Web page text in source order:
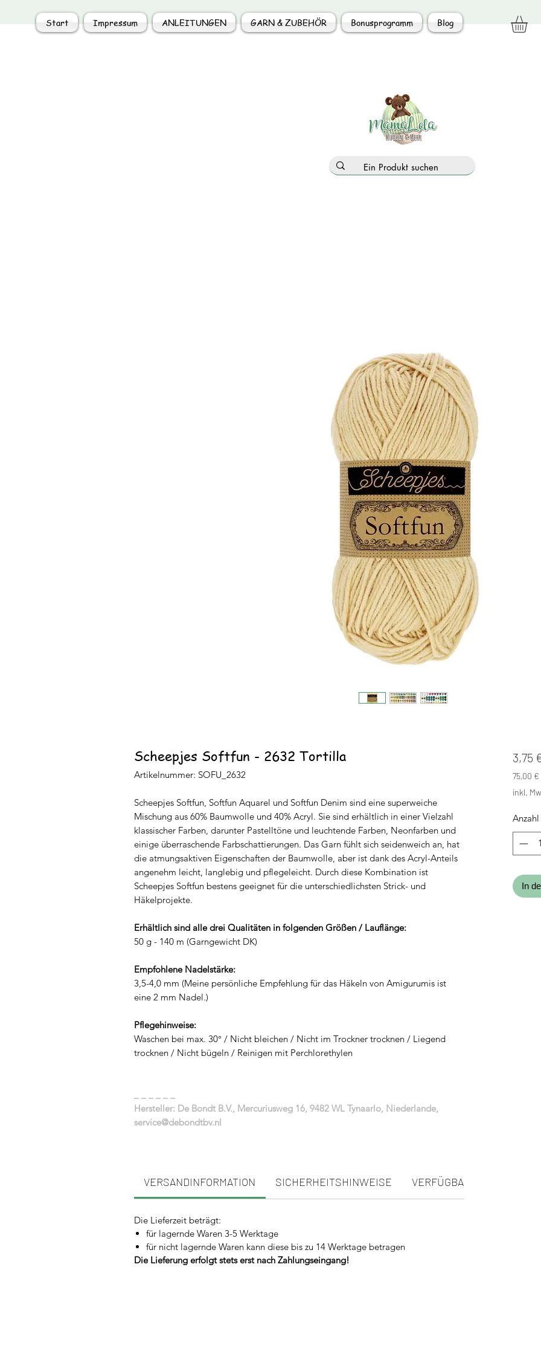
Start Impressum ANLEITUNGEN GARN & ZUBEHÖR Bonusprogramm Blog
Scheepjes Softfun - 2632 Tortilla
Artikelnummer: SOFU_2632
Scheepjes Softfun, Softfun Aquarel und Softfun Denim sind eine superweiche
Mischung aus 60% Baumwolle und 40% Acryl. Sie sind erhältlich in einer Vielzahl
klassischer Farben, darunter Pastelltöne und leuchtende Farben, Neonfarben und
einige überraschende Farbschattierungen. Das Garn fühlt sich seidenweich an, hat
die atmungsaktiven Eigenschaften der Baumwolle, aber ist dank des Acryl-Anteils
angenehm leicht, langlebig und pflegeleicht. Durch diese Kombination ist
Scheepjes Softfun bestens geeignet für die unterschiedlichsten Strick- und
Häkelprojekte.
Erhältlich sind alle drei Qualitäten in folgenden Größen / Lauflänge:
50 g - 140 m (Garngewicht DK)
Empfohlene Nadelstärke:
3,5-4,0 mm (Meine persönliche Empfehlung für das Häkeln von Amigurumis ist
eine 2 mm Nadel.)
Pflegehinweise:
Waschen bei max. 30° / Nicht bleichen / Nicht im Trockner trocknen / Liegend
trocknen / Nicht bügeln / Reinigen mit Perchlorethylen
Hersteller: De Bondt B.V., Mercuriusweg 16, 9482 WL Tynaarlo, Niederlande,
service@debondtbv.nl
VERSANDINFORMATION SICHERHEITSHINWEISE VERFÜGBARKEIT
Die Lieferzeit beträgt:
für lagernde Waren 3-5 Werktage
für nicht lagernde Waren kann diese bis zu 14 Werktage betragen
Die Lieferung erfolgt stets erst nach Zahlungseingang!
3,75
75,00 €
75,00 €
pro
inkl.
Anzahl
In